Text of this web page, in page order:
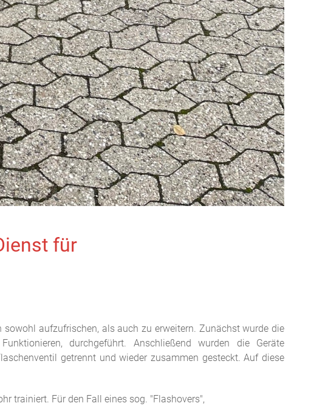
für
aufzufrischen, als auch zu erweitern. Zunächst wurde die
durchgeführt. Anschließend wurden die Geräte
getrennt und wieder zusammen gesteckt. Auf diese
trainiert. Für den Fall eines sog. "Flashovers",